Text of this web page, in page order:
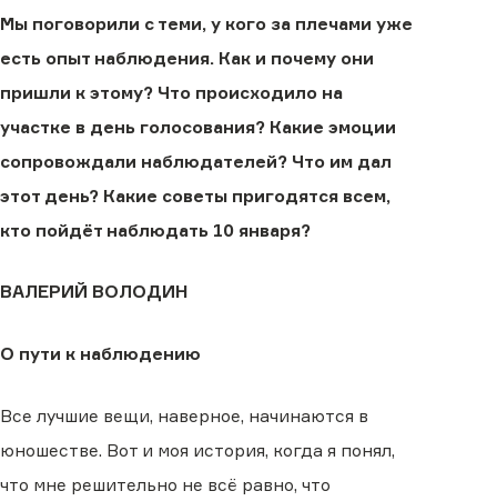
Мы поговорили с теми, у кого за плечами уже
есть опыт наблюдения. Как и почему они
пришли к этому? Что происходило на
участке в день голосования? Какие эмоции
сопровождали наблюдателей? Что им дал
этот день? Какие советы пригодятся всем,
кто пойдёт наблюдать 10 января?
ВАЛЕРИЙ ВОЛОДИН
О пути к наблюдению
Все лучшие вещи, наверное, начинаются в
юношестве. Вот и моя история, когда я понял,
что мне решительно не всё равно, что